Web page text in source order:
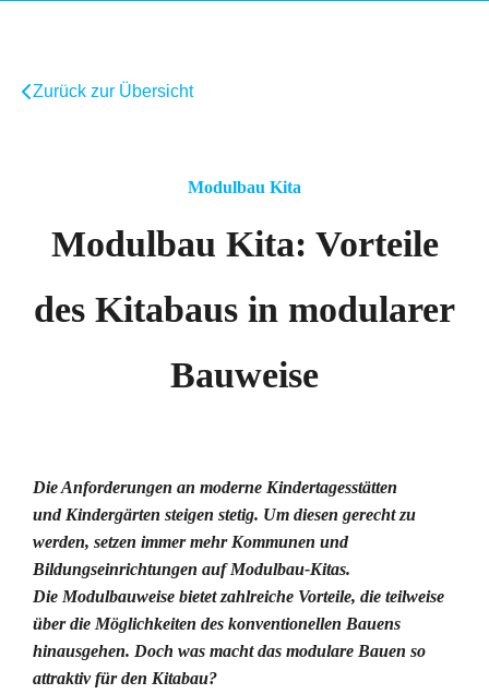
Zurück zur Übersicht
Modulbau Kita
Modulbau Kita: Vorteile
des Kitabaus in modularer
Bauweise
Die Anforderungen an moderne Kindertagesstätten
und Kindergärten steigen stetig. Um diesen gerecht zu
werden, setzen immer mehr Kommunen und
Bildungseinrichtungen auf Modulbau-Kitas.
Die Modulbauweise bietet zahlreiche Vorteile, die teilweise
über die Möglichkeiten des konventionellen Bauens
hinausgehen. Doch was macht das modulare Bauen so
attraktiv für den Kitabau?